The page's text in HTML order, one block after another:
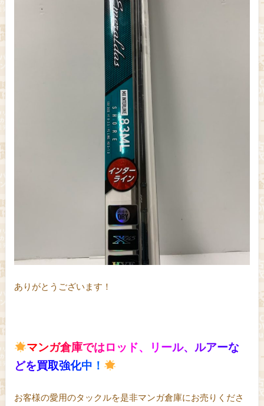
ありがとうございます！
マンガ倉庫ではロ ッ ド、 リ ール、 ルアーな
どを買取強化中 ！
お客様の愛用のタックルを是非マンガ倉庫にお売りくださ